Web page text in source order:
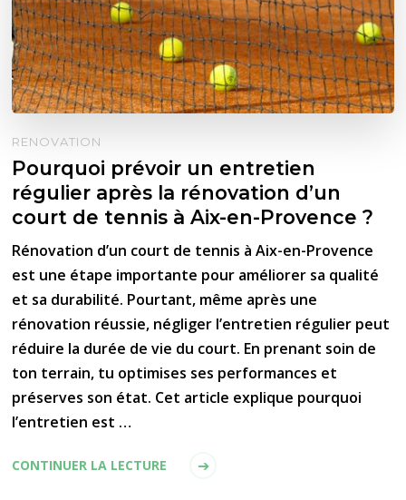
RENOVATION
Pourquoi prévoir un entretien
régulier après la rénovation d’un
court de tennis à Aix-en-Provence ?
Rénovation d’un court de tennis à Aix-en-Provence
est une étape importante pour améliorer sa qualité
et sa durabilité. Pourtant, même après une
rénovation réussie, négliger l’entretien régulier peut
réduire la durée de vie du court. En prenant soin de
ton terrain, tu optimises ses performances et
préserves son état. Cet article explique pourquoi
l’entretien est …
CONTINUER LA LECTURE